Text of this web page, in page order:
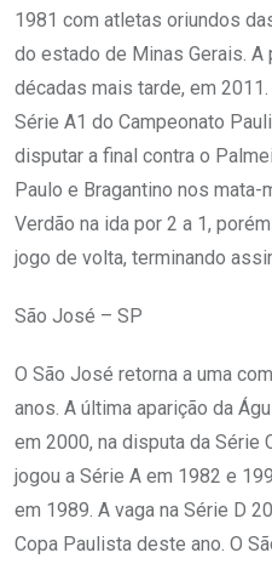
1981 com atletas oriundos
do estado de Minas Gerais.
décadas mais tarde, em
Série A1 do Campeonato
disputar a final contra o
Paulo e Bragantino nos mata-
Verdão na ida por 2 a 1,
jogo de volta, terminando
São José – SP
O São José retorna a uma
anos. A última aparição da
em 2000, na disputa da Série
jogou a Série A em 1982 e
em 1989. A vaga na Série D
Copa Paulista deste ano. O